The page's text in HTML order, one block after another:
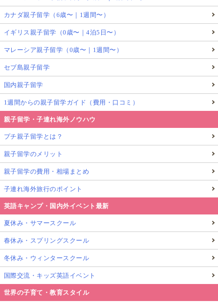
カナダ親子留学（6歳〜｜1週間〜）
イギリス親子留学（0歳〜｜4泊5日〜）
マレーシア親子留学（0歳〜｜1週間〜）
セブ島親子留学
国内親子留学
1週間からの親子留学ガイド（費用・口コミ）
親子留学・子連れ海外ノウハウ
プチ親子留学とは？
親子留学のメリット
親子留学の費用・相場まとめ
子連れ海外旅行のポイント
英語キャンプ・国内外イベント最新
夏休み・サマースクール
春休み・スプリングスクール
冬休み・ウィンタースクール
国際交流・キッズ英語イベント
世界の子育て・教育スタイル